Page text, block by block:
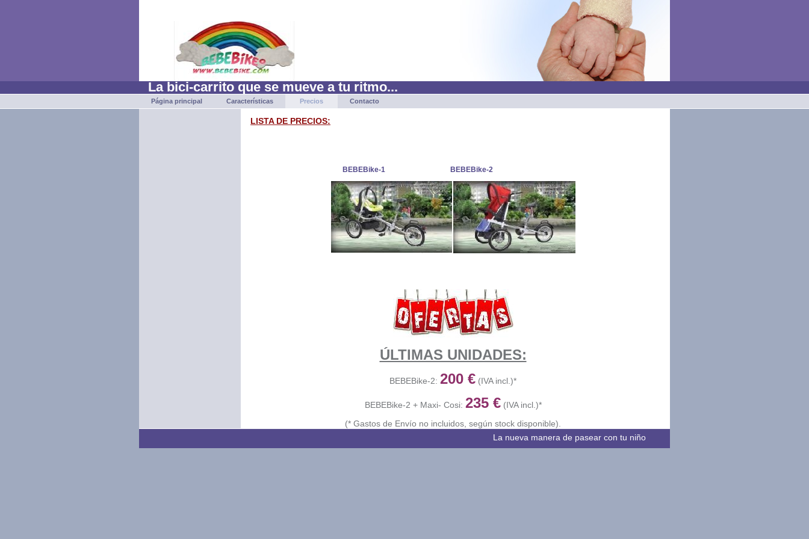
La bici-carrito que se mueve a tu ritmo...
Página principal Características Precios Contacto
LISTA DE PRECIOS:
BEBEBike-1 BEBEBike-2
ÚLTIMAS UNIDADES:
BEBEBike-2: 200 € (IVA incl.)*
BEBEBike-2 + Maxi- Cosi: 235€(IVA incl.)*
(* Gastos de Envío no incluidos, según stock disponible).
La nueva manera de pasear con tu niño